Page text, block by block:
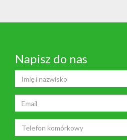
Napisz do nas